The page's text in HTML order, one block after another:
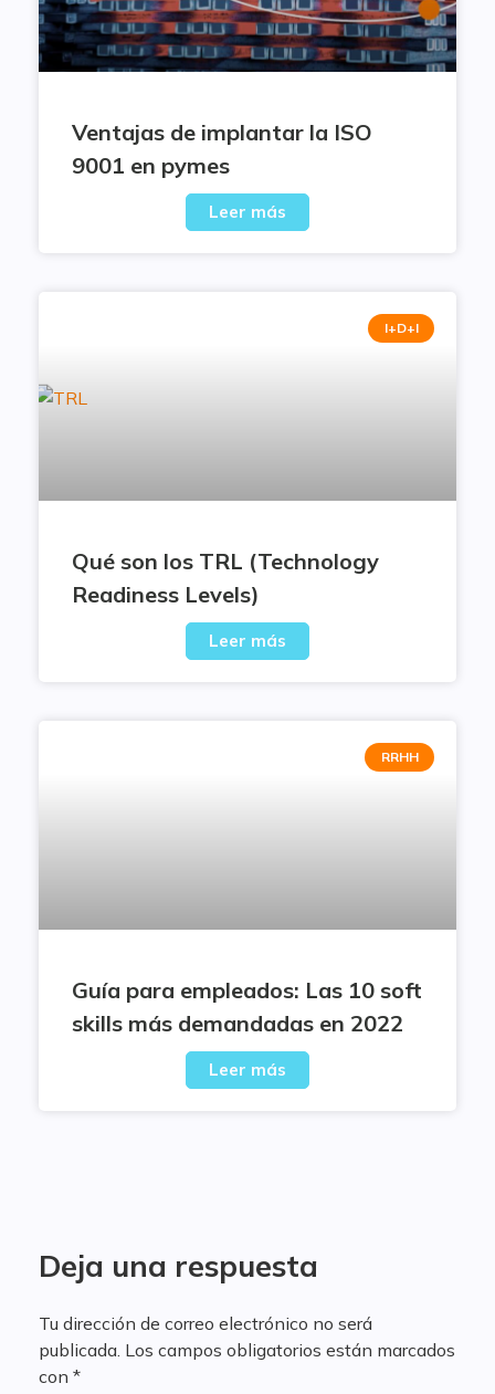
Ventajas de implantar la ISO
9001 en pymes
Leer más
I+D+I
Qué son los TRL (Technology
Readiness Levels)
Leer más
RRHH
Guía para empleados: Las 10 soft
skills más demandadas en 2022
Leer más
Deja una respuesta
Tu dirección de correo electrónico no será
publicada. Los campos obligatorios están marcados
con *